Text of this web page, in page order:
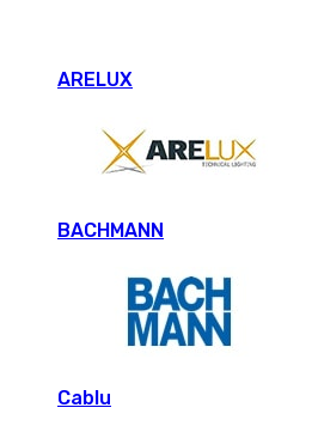
ARELUX
BACHMANN
Cablu